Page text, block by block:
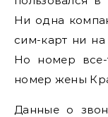
Ни одна
сим-карт ни
Но номер все-
номер жены
Данные о